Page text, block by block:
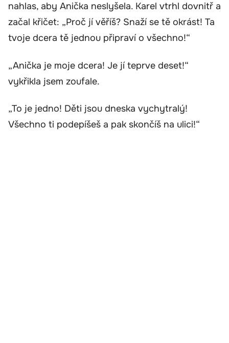
nahlas, aby Anička neslyšela. Karel vtrhl dovnitř a
začal křičet: „Proč jí věříš? Snaží se tě okrást! Ta
tvoje dcera tě jednou připraví o všechno!“
„Anička je moje dcera! Je jí teprve deset!“
vykřikla jsem zoufale.
„To je jedno! Děti jsou dneska vychytralý!
Všechno ti podepíšeš a pak skončíš na ulici!“